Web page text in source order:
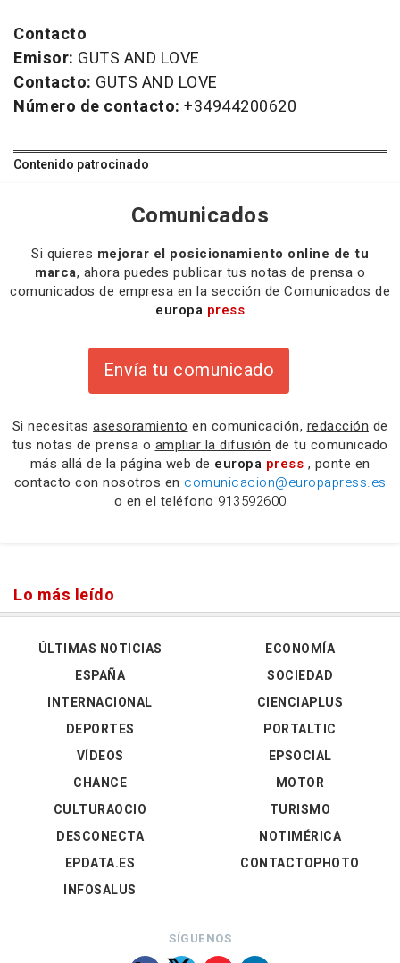
Contacto
Emisor: GUTS AND LOVE
Contacto: GUTS AND LOVE
Número de contacto: +34944200620
Contenido patrocinado
Comunicados
Si quieres mejorar el posicionamiento online de tu
marca, ahora puedes publicar tus notas de prensa o
comunicados de empresa en la sección de Comunicados de
europa press
Envía tu comunicado
Si necesitas asesoramiento en comunicación, redacción de
tus notas de prensa o ampliar la difusión de tu comunicado
más allá de la página web de europa press , ponte en
contacto con nosotros en comunicacion@europapress.es
o en el teléfono 913592600
Lo más leído
ÚLTIMAS NOTICIAS
ESPAÑA
INTERNACIONAL
DEPORTES
VÍDEOS
ECONOMÍA
SOCIEDAD
CIENCIAPLUS
PORTALTIC
EPSOCIAL
CHANCE
CULTURAOCIO
DESCONECTA
EPDATA.ES
INFOSALUS
MOTOR
TURISMO
NOTIMÉRICA
CONTACTOPHOTO
SÍGUENOS